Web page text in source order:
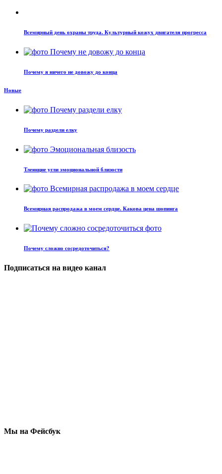
Всемирный день охраны труда. Культурный кожух двигателя прогресса
Почему я ничего не довожу до конца
Новые
Почему раздели елку
Тлеющие угли эмоциональной близости
Всемирная распродажа в моем сердце. Какова цена шопинга
Почему сложно сосредоточиться?
Подписаться на видео канал
Мы на Фейсбук